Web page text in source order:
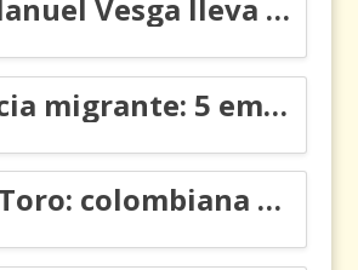
Carlos Manuel Vesga lleva el nombre de Colombia a los Emmy
Resiliencia migrante: 5 emociones y cómo gestionarlas
Tatiana Toro: colombiana que cambió la historia de las matemáticas